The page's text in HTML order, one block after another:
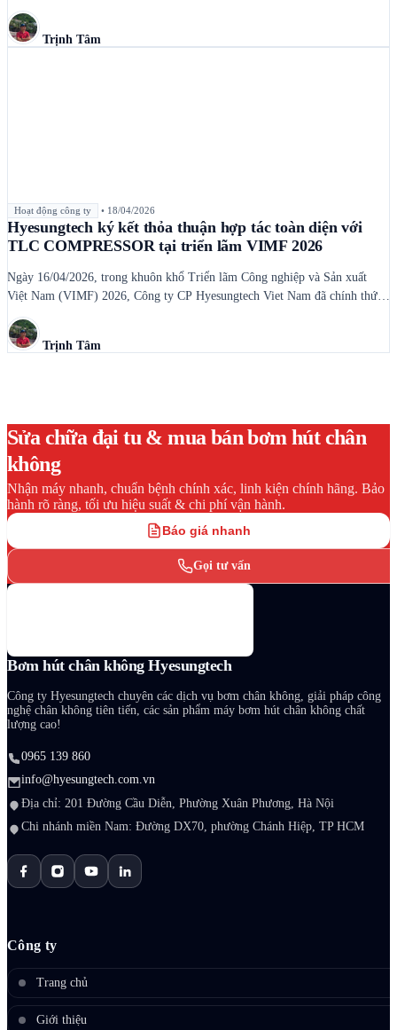
quả hơn trong sản xuất công nghiệp. Hệ thống làm mát là một yếu tố quan
trọng, ảnh hưởng trực tiếp đến hiệu suất […]
Trịnh Tâm
Hoạt động công ty • 18/04/2026
Hyesungtech ký kết thỏa thuận hợp tác toàn diện với
TLC COMPRESSOR tại triển lãm VIMF 2026
Ngày 16/04/2026, trong khuôn khổ Triển lãm Công nghiệp và Sản xuất
Việt Nam (VIMF) 2026, Công ty CP Hyesungtech Viet Nam đã chính thức
ký kết thỏa thuận hợp tác toàn diện với TLC Compressor – một thương hiệu
uy tín trong lĩnh vực máy nén khí công nghiệp và giải pháp khí nén […]
Trịnh Tâm
Sửa chữa đại tu & mua bán bơm hút chân
không
Nhận máy nhanh, chuẩn bệnh chính xác, linh kiện chính hãng. Bảo
hành rõ ràng, tối ưu hiệu suất & chi phí vận hành.
Báo giá nhanh
Gọi tư vấn
Bơm hút chân không Hyesungtech
Công ty Hyesungtech chuyên các dịch vụ bơm chân không, giải pháp công
nghệ chân không tiên tiến, các sản phẩm máy bơm hút chân không chất
lượng cao!
0965 139 860
info@hyesungtech.com.vn
Địa chỉ: 201 Đường Cầu Diễn, Phường Xuân Phương, Hà Nội
Chi nhánh miền Nam: Đường DX70, phường Chánh Hiệp, TP HCM
Công ty
Trang chủ
Giới thiệu